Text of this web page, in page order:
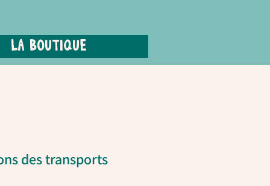
La boutique
des transports